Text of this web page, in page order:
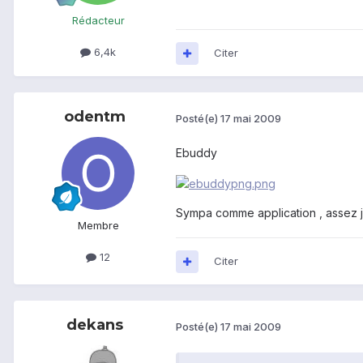
Rédacteur
6,4k Citer
odentm
Membre
12
Posté(e) 17 mai 2009
Ebuddy
Sympa comme application , assez
Citer
dekans Posté(e) 17 mai 2009